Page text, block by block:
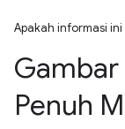
Apakah informasi
Penuh